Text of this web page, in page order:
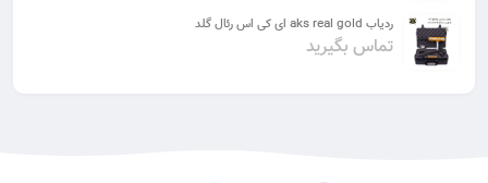
ردیاب aks real gold ای کی اس رئال گلد
تماس بگیرید